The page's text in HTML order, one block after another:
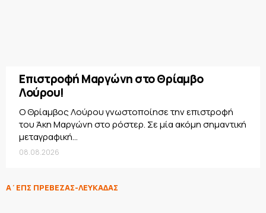
Επιστροφή Μαργώνη στο Θρίαμβο
Λούρου!
Ο Θρίαμβος Λούρου γνωστοποίησε την επιστροφή
του Άκη Μαργώνη στο ρόστερ. Σε μία ακόμη σημαντική
μεταγραφική...
08.08.2026
Α΄ΕΠΣ ΠΡΕΒΕΖΑΣ-ΛΕΥΚΑΔΑΣ